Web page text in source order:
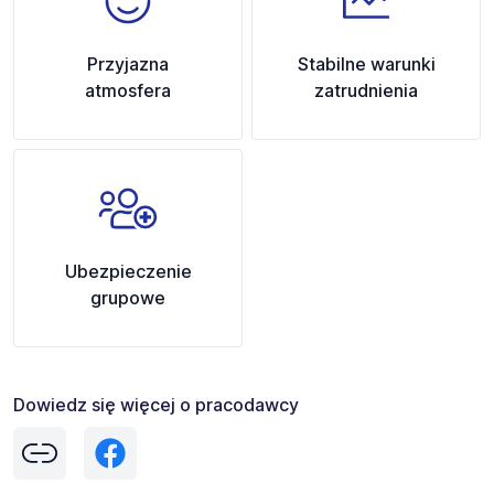
Przyjazna
atmosfera
Stabilne warunki
zatrudnienia
Ubezpieczenie
grupowe
Dowiedz się więcej o pracodawcy